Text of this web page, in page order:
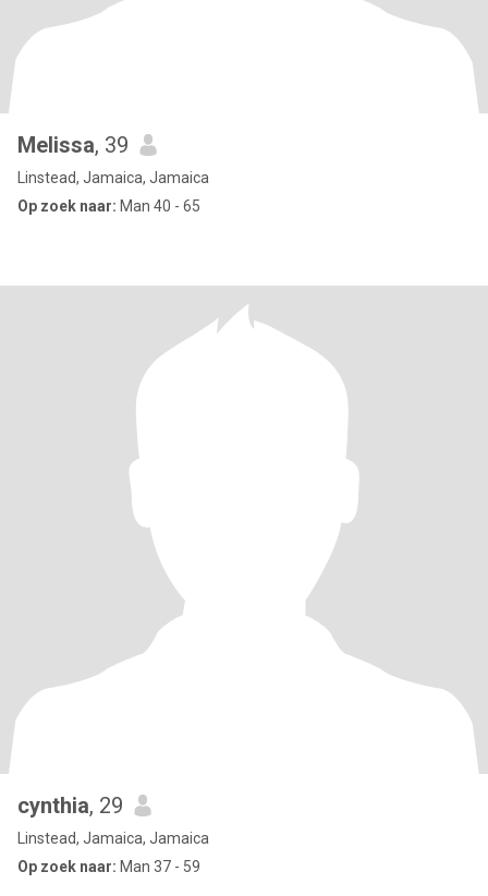
Melissa, 39
Linstead, Jamaica, Jamaica
Op zoek naar: Man 40 - 65
cynthia, 29
Linstead, Jamaica, Jamaica
Op zoek naar: Man 37 - 59